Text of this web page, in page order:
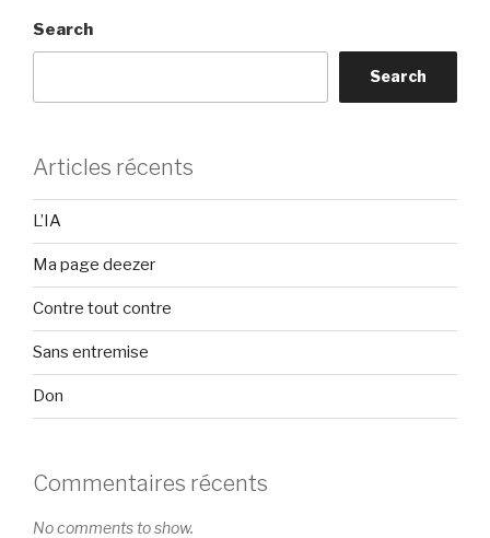
Search
Search
Articles récents
L’IA
Ma page deezer
Contre tout contre
Sans entremise
Don
Commentaires récents
No comments to show.